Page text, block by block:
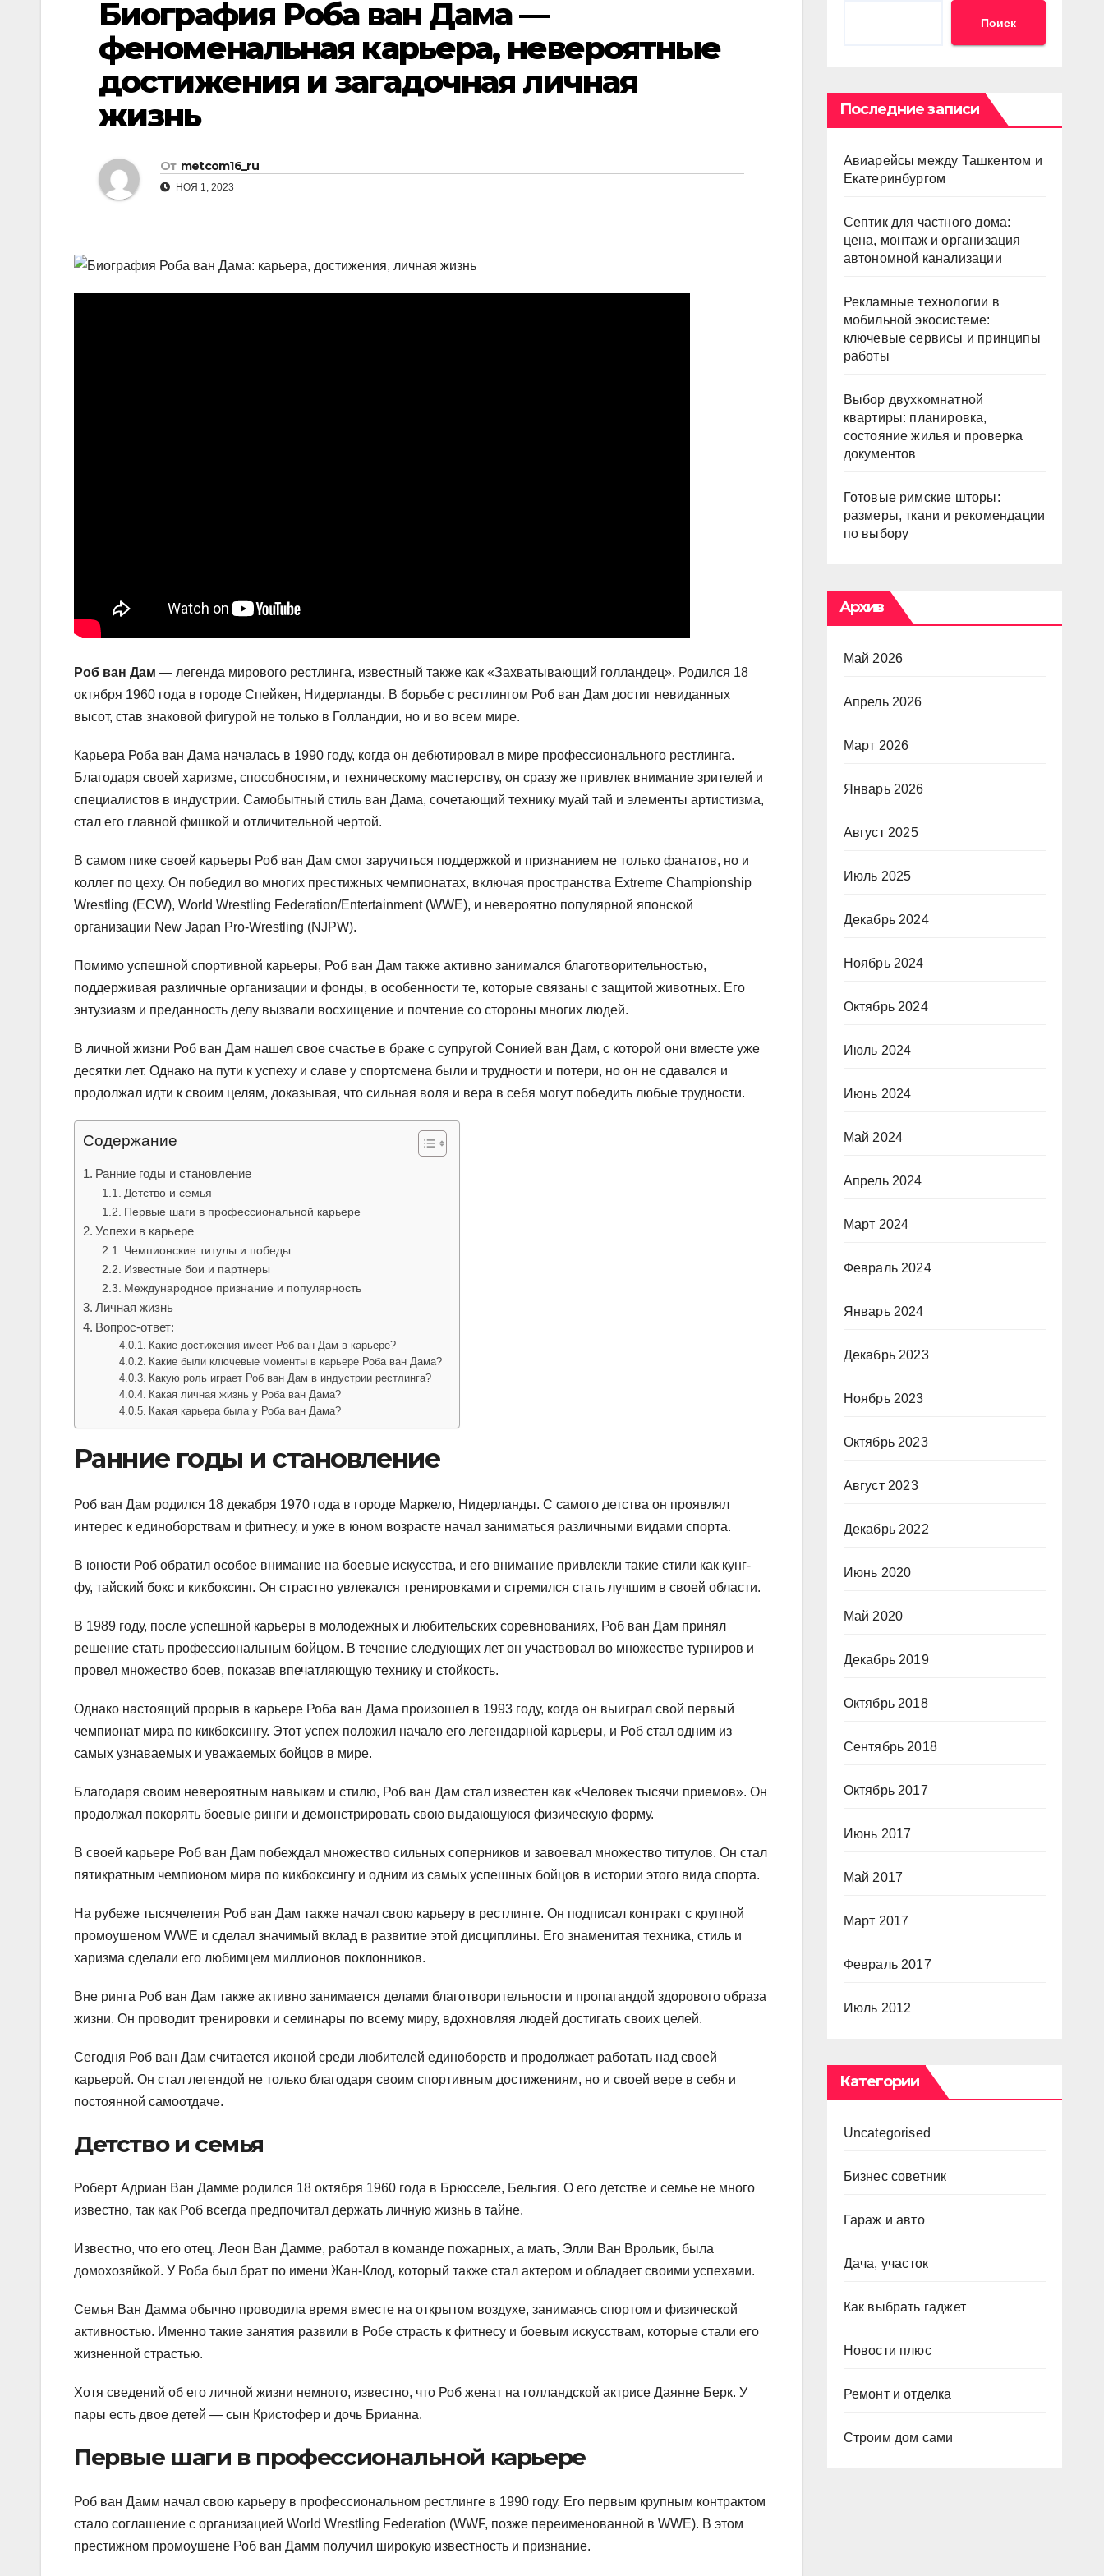
Биография Роба ван Дама —
феноменальная карьера, невероятные
достижения и загадочная личная
жизнь
От metcom16_ru
НОЯ 1, 2023
Роб ван Дам — легенда мирового рестлинга, известный также как «Захватывающий голландец». Родился 18
октября 1960 года в городе Спейкен, Нидерланды. В борьбе с рестлингом Роб ван Дам достиг невиданных
высот, став знаковой фигурой не только в Голландии, но и во всем мире.
Карьера Роба ван Дама началась в 1990 году, когда он дебютировал в мире профессионального рестлинга.
Благодаря своей харизме, способностям, и техническому мастерству, он сразу же привлек внимание зрителей и
специалистов в индустрии. Самобытный стиль ван Дама, сочетающий технику муай тай и элементы артистизма,
стал его главной фишкой и отличительной чертой.
В самом пике своей карьеры Роб ван Дам смог заручиться поддержкой и признанием не только фанатов, но и
коллег по цеху. Он победил во многих престижных чемпионатах, включая пространства Extreme Championship
Wrestling (ECW), World Wrestling Federation/Entertainment (WWE), и невероятно популярной японской
организации New Japan Pro-Wrestling (NJPW).
Помимо успешной спортивной карьеры, Роб ван Дам также активно занимался благотворительностью,
поддерживая различные организации и фонды, в особенности те, которые связаны с защитой животных. Его
энтузиазм и преданность делу вызвали восхищение и почтение со стороны многих людей.
В личной жизни Роб ван Дам нашел свое счастье в браке с супругой Сонией ван Дам, с которой они вместе уже
десятки лет. Однако на пути к успеху и славе у спортсмена были и трудности и потери, но он не сдавался и
продолжал идти к своим целям, доказывая, что сильная воля и вера в себя могут победить любые трудности.
Содержание
Ранние годы и становление
Детство и семья
Первые шаги в профессиональной карьере
Успехи в карьере
Чемпионские титулы и победы
Известные бои и партнеры
Международное признание и популярность
Личная жизнь
Вопрос-ответ:
Какие достижения имеет Роб ван Дам в карьере?
Какие были ключевые моменты в карьере Роба ван Дама?
Какую роль играет Роб ван Дам в индустрии рестлинга?
Какая личная жизнь у Роба ван Дама?
Какая карьера была у Роба ван Дама?
Ранние годы и становление
Роб ван Дам родился 18 декабря 1970 года в городе Маркело, Нидерланды. С самого детства он проявлял
интерес к единоборствам и фитнесу, и уже в юном возрасте начал заниматься различными видами спорта.
В юности Роб обратил особое внимание на боевые искусства, и его внимание привлекли такие стили как кунг-
фу, тайский бокс и кикбоксинг. Он страстно увлекался тренировками и стремился стать лучшим в своей области.
В 1989 году, после успешной карьеры в молодежных и любительских соревнованиях, Роб ван Дам принял
решение стать профессиональным бойцом. В течение следующих лет он участвовал во множестве турниров и
провел множество боев, показав впечатляющую технику и стойкость.
Однако настоящий прорыв в карьере Роба ван Дама произошел в 1993 году, когда он выиграл свой первый
чемпионат мира по кикбоксингу. Этот успех положил начало его легендарной карьеры, и Роб стал одним из
самых узнаваемых и уважаемых бойцов в мире.
Благодаря своим невероятным навыкам и стилю, Роб ван Дам стал известен как «Человек тысячи приемов». Он
продолжал покорять боевые ринги и демонстрировать свою выдающуюся физическую форму.
В своей карьере Роб ван Дам побеждал множество сильных соперников и завоевал множество титулов. Он стал
пятикратным чемпионом мира по кикбоксингу и одним из самых успешных бойцов в истории этого вида спорта.
На рубеже тысячелетия Роб ван Дам также начал свою карьеру в рестлинге. Он подписал контракт с крупной
промоушеном WWE и сделал значимый вклад в развитие этой дисциплины. Его знаменитая техника, стиль и
харизма сделали его любимцем миллионов поклонников.
Вне ринга Роб ван Дам также активно занимается делами благотворительности и пропагандой здорового образа
жизни. Он проводит тренировки и семинары по всему миру, вдохновляя людей достигать своих целей.
Сегодня Роб ван Дам считается иконой среди любителей единоборств и продолжает работать над своей
карьерой. Он стал легендой не только благодаря своим спортивным достижениям, но и своей вере в себя и
постоянной самоотдаче.
Детство и семья
Роберт Адриан Ван Дамме родился 18 октября 1960 года в Брюсселе, Бельгия. О его детстве и семье не много
известно, так как Роб всегда предпочитал держать личную жизнь в тайне.
Известно, что его отец, Леон Ван Дамме, работал в команде пожарных, а мать, Элли Ван Врольик, была
домохозяйкой. У Роба был брат по имени Жан-Клод, который также стал актером и обладает своими успехами.
Семья Ван Дамма обычно проводила время вместе на открытом воздухе, занимаясь спортом и физической
активностью. Именно такие занятия развили в Робе страсть к фитнесу и боевым искусствам, которые стали его
жизненной страстью.
Хотя сведений об его личной жизни немного, известно, что Роб женат на голландской актрисе Даянне Берк. У
пары есть двое детей — сын Кристофер и дочь Брианна.
Первые шаги в профессиональной карьере
Роб ван Дамм начал свою карьеру в профессиональном рестлинге в 1990 году. Его первым крупным контрактом
стало соглашение с организацией World Wrestling Federation (WWF, позже переименованной в WWE). В этом
престижном промоушене Роб ван Дамм получил широкую известность и признание.
Поиск
Последние записи
Авиарейсы между Ташкентом и
Екатеринбургом
Септик для частного дома:
цена, монтаж и организация
автономной канализации
Рекламные технологии в
мобильной экосистеме:
ключевые сервисы и принципы
работы
Выбор двухкомнатной
квартиры: планировка,
состояние жилья и проверка
документов
Готовые римские шторы:
размеры, ткани и рекомендации
по выбору
Архив
Май 2026
Апрель 2026
Март 2026
Январь 2026
Август 2025
Июль 2025
Декабрь 2024
Ноябрь 2024
Октябрь 2024
Июль 2024
Июнь 2024
Май 2024
Апрель 2024
Март 2024
Февраль 2024
Январь 2024
Декабрь 2023
Ноябрь 2023
Октябрь 2023
Август 2023
Декабрь 2022
Июнь 2020
Май 2020
Декабрь 2019
Октябрь 2018
Сентябрь 2018
Октябрь 2017
Июнь 2017
Май 2017
Март 2017
Февраль 2017
Июль 2012
Категории
Uncategorised
Бизнес советник
Гараж и авто
Дача, участок
Как выбрать гаджет
Новости плюс
Ремонт и отделка
Строим дом сами